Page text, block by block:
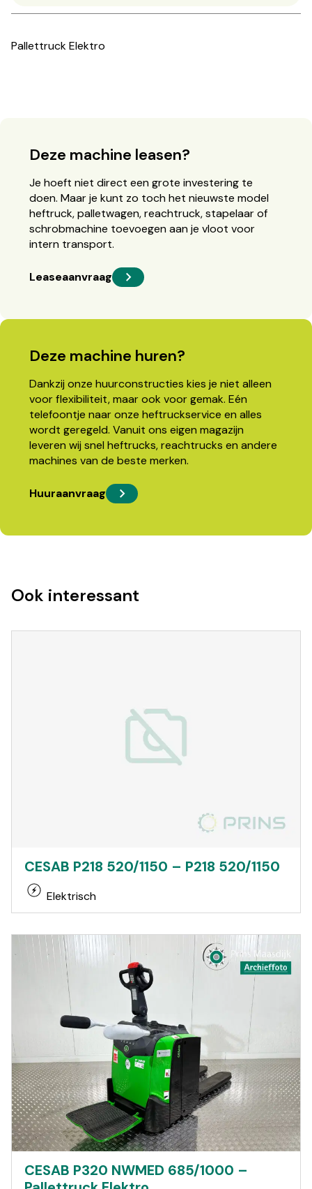
Pallettruck Elektro
Deze machine leasen?
Je hoeft niet direct een grote investering te
doen. Maar je kunt zo toch het nieuwste model
heftruck, palletwagen, reachtruck, stapelaar of
schrobmachine toevoegen aan je vloot voor
intern transport.
Leaseaanvraag
Deze machine huren?
Dankzij onze huurconstructies kies je niet alleen
voor flexibiliteit, maar ook voor gemak. Eén
telefoontje naar onze heftruckservice en alles
wordt geregeld. Vanuit ons eigen magazijn
leveren wij snel heftrucks, reachtrucks en andere
machines van de beste merken.
Huuraanvraag
Ook interessant
CESAB P218 520/1150 – P218 520/1150
Elektrisch
CESAB P320 NWMED 685/1000 –